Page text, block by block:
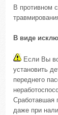
В противном
В виде
Если Вы
установить
переднего
Сработавшая
даже при